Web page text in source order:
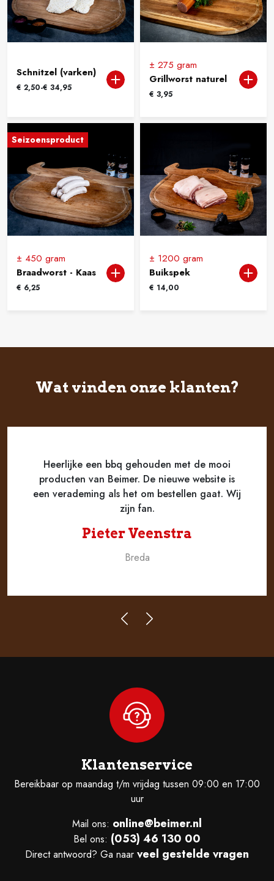
Schnitzel (varken)
€ 2,50-€ 34,95
Prijsklasse:
€ 34,95
± 275 gram
Grillworst naturel
€ 3,95
Seizoensproduct
± 450 gram
Braadworst - Kaas
€ 6,25
± 1200 gram
Buikspek
€ 14,00
Wat vinden onze klanten?
Heerlijke een bbq gehouden met de mooi
producten van Beimer. De nieuwe website is
een verademing als het om bestellen gaat. Wij
zijn fan.
Pieter Veenstra
Breda
Klantenservice
Bereikbaar op maandag t/m vrijdag tussen 09:00 en 17:00
uur
Mail ons: online@beimer.nl
Bel ons: (053) 46 130 00
Direct antwoord? Ga naar veel gestelde vragen